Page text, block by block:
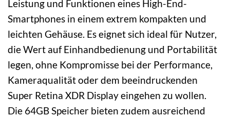
Leistung und Funktionen eines High-End-
Smartphones in einem extrem kompakten und
leichten Gehäuse. Es eignet sich ideal für Nutzer,
die Wert auf Einhandbedienung und Portabilität
legen, ohne Kompromisse bei der Performance,
Kameraqualität oder dem beeindruckenden
Super Retina XDR Display eingehen zu wollen.
Die 64GB Speicher bieten zudem ausreichend